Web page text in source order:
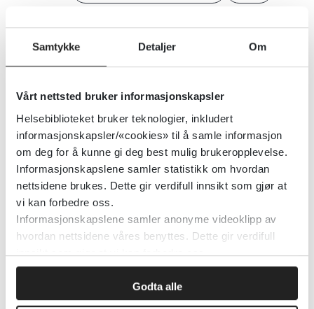
Samtykke Detaljer Om
Vårt nettsted bruker informasjonskapsler
Helsebiblioteket bruker teknologier, inkludert
informasjonskapsler/«cookies» til å samle informasjon
om deg for å kunne gi deg best mulig brukeropplevelse.
Informasjonskapslene samler statistikk om hvordan
nettsidene brukes. Dette gir verdifull innsikt som gjør at
vi kan forbedre oss.
Informasjonskapslene samler anonyme videoklipp av
hvordan nettsidene våres benyttes. Dette gir verdifull
innsikt som gjør at vi kan forbedre oss.
Godta alle
Sykehjemslegene savnet
kollegastøtte
Søkelys på hverdagsrehabilitering
« 1 2 »